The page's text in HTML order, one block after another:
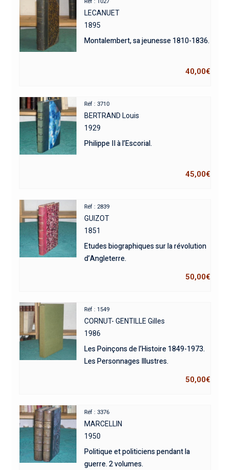
LECANUET
1895
Montalembert, sa jeunesse 1810-1836.
40,00€
Réf : 3710
BERTRAND Louis
1929
Philippe II à l’Escorial.
45,00€
Réf : 2839
GUIZOT
1851
Etudes biographiques sur la révolution
d’Angleterre.
50,00€
Réf : 1549
CORNUT- GENTILLE Gilles
1986
Les Poinçons de l’Histoire 1849-1973.
Les Personnages Illustres.
50,00€
Réf : 3376
MARCELLIN
1950
Politique et politiciens pendant la
guerre. 2 volumes.